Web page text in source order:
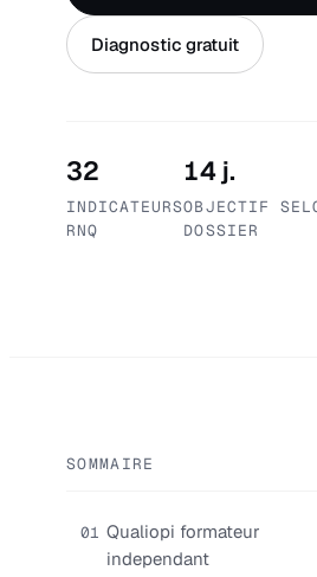
Diagnostic gratuit
32
INDICATEURS
RNQ
14 j.
OBJECTIF
DOSSIER
SOMMAIRE
01 Qualiopi formateur
independant